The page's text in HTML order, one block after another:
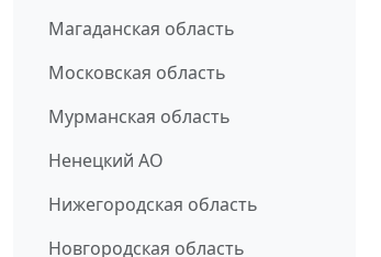
Магаданская область
Московская область
Мурманская область
Ненецкий АО
Нижегородская область
Новгородская область